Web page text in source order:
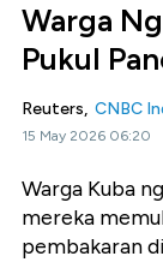
Warga
Pukul
Reuters, CNBC
15 May 2026 06:20
Warga Kuba
mereka
pembakaran